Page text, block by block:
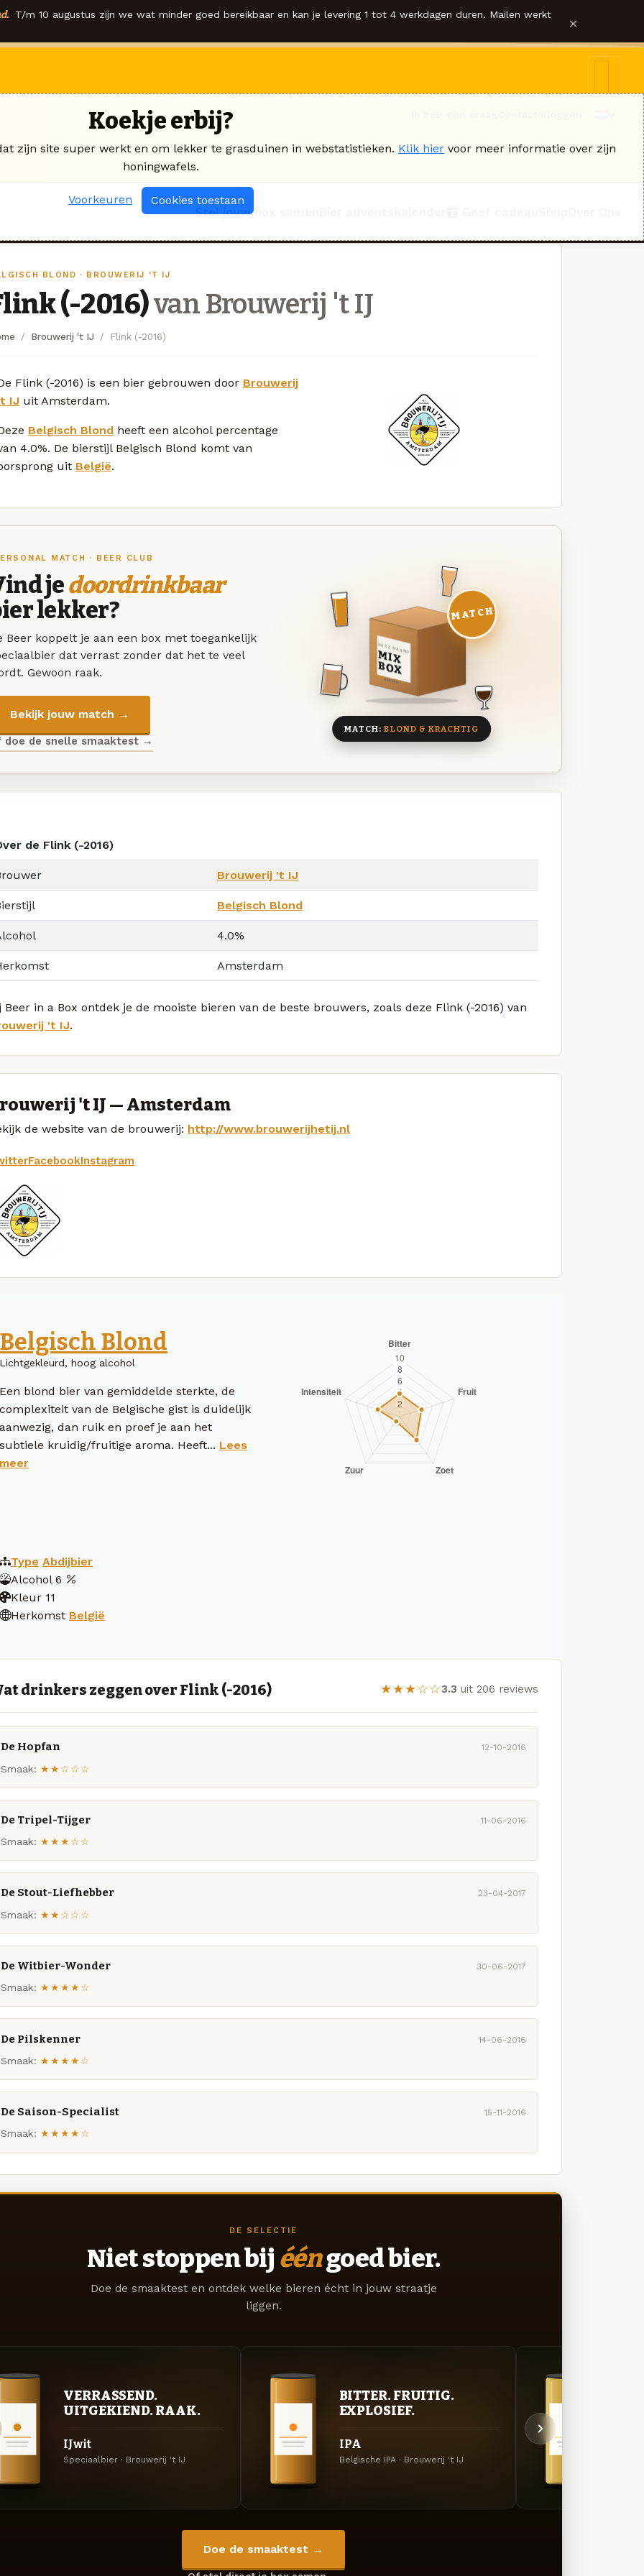
T/m 10 augustus zijn we wat minder goed bereikbaar en kan je levering 1 tot 4 werkdagen duren. Mailen werkt ×
Stel jouw box samen
BLOND · BROUWERIJ 'T IJ
(-2016)van Brouwerij 't IJ
Brouwerij 't IJ Flink (-2016)
Flink (-2016) is een bier gebrouwen door Brouwerij
IJ uit Amsterdam.
Belgisch Blond heeft een alcohol percentage
4.0%. De bierstijl Belgisch Blond komt van
uit België.
MATCH · BEER CLUB
jedoordrinkbaar
lekker?
Beer koppelt je aan een box met toegankelijk
dat verrast zonder dat het te veel
Gewoon raak.
Bekijk jouw match →
doe de snelle smaaktest →
DEZE MAAND
MIX
BOX
8 BIEREN
MATCH
MATCH:BLOND & KRACHTIG
de Flink (-2016)
Brouwerij 't IJ
Belgisch Blond
4.0%
Amsterdam
Beer in a Box ontdek je de mooiste bieren van de beste brouwers, zoals deze Flink (-2016) van
't IJ.
't IJ — Amsterdam
de website van de brouwerij: http://www.brouwerijhetij.nl
FacebookInstagram
Belgisch Blond
Lichtgekleurd, hoog alcohol
Een blond bier van gemiddelde sterkte, de
complexiteit van de Belgische gist is duidelijk
aanwezig, dan ruik en proef je aan het
subtiele kruidig/fruitige aroma. Heeft... Lees
meer
Type Abdijbier
Alcohol 6
Kleur 11
Herkomst België
drinkers zeggen over Flink (-2016) ★★★☆☆3.3 uit 206 reviews
De Hopfan 12-10-2016
Smaak: ★★☆☆☆
De Tripel-Tijger 11-06-2016
Smaak: ★★★☆☆
De Stout-Liefhebber 23-04-2017
Smaak: ★★☆☆☆
De Witbier-Wonder 30-06-2017
Smaak: ★★★★☆
De Pilskenner 14-06-2016
Smaak: ★★★★☆
De Saison-Specialist 15-11-2016
Smaak: ★★★★☆
DE SELECTIE
Niet stoppen bij ééngoed bier.
Doe de smaaktest en ontdek welke bieren écht in jouw straatje
liggen.
VERRASSEND.
UITGEKIEND. RAAK.
IJwit
Speciaalbier · Brouwerij 't IJ
BITTER. FRUITIG.
EXPLOSIEF.
IPA
Belgische IPA · Brouwerij 't IJ
Doe de smaaktest →
Koekje erbij?
zijn site super werkt en om lekker te grasduinen in webstatistieken. Klik hier voor meer informatie over zijn
honingwafels.
Voorkeuren Cookies toestaan